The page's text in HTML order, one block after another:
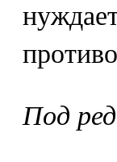
Под